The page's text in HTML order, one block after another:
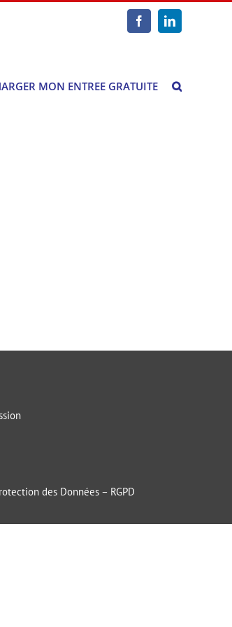
FacebookLinkedIn
MON ENTREE GRATUITE
des Données – RGPD